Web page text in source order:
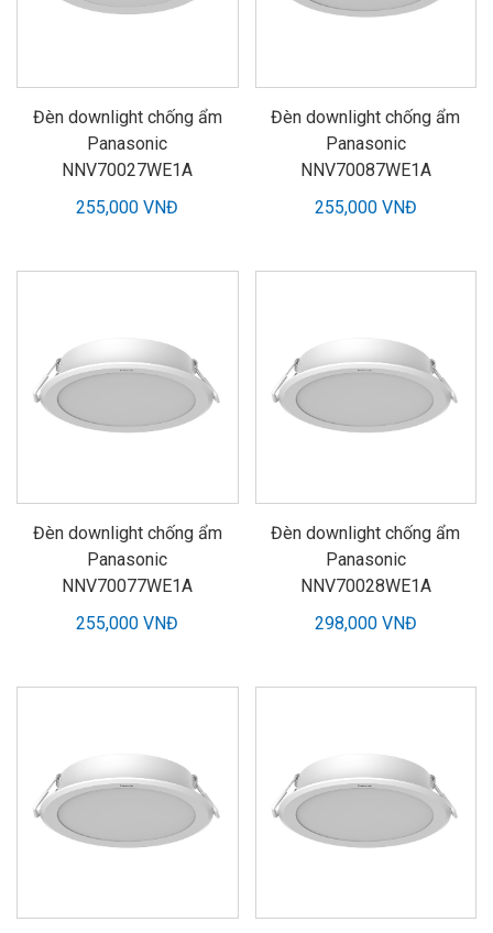
Đèn downlight chống ẩm
Panasonic
NNV70027WE1A
255,000 VNĐ
Đèn downlight chống ẩm
Panasonic
NNV70087WE1A
255,000 VNĐ
Đèn downlight chống ẩm
Panasonic
NNV70077WE1A
255,000 VNĐ
Đèn downlight chống ẩm
Panasonic
NNV70028WE1A
298,000 VNĐ